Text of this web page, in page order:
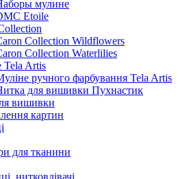
мулине
Etoile
Collection Wildflowers
Collection Waterlilies
Tela Artis
ручного фарбування Tela Artis
для вишивки Пухнастик
вишивки
картин
для тканини
нитковдівачі